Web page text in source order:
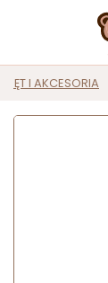
I AKCESORIA